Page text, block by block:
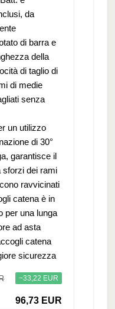
da
di barra e
della
di taglio di
di medie
senza
un utilizzo
di 30°
garantisce il
sforzi dei rami
ravvicinati
catena è in
per una lunga
ad asta
catena
sicurezza
−33,22 EUR
96,73 EUR